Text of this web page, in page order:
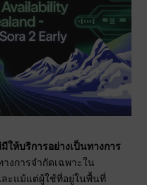
ให้บริการอย่างเป็นทางการ
างการจำกัดเฉพาะใน
ะแม้แต่ผู้ใช้ที่อยู่ในพื้นที่